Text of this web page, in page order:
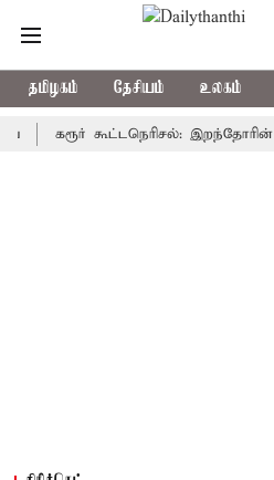
தமிழகம் தேசியம் உலகம்
கரூர் கூட்டநெரிசல்: இறந்தோரின்